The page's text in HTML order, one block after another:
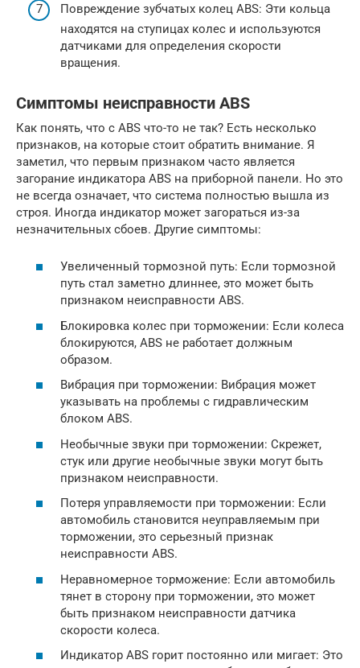
Повреждение зубчатых колец ABS: Эти кольца
находятся на ступицах колес и используются
датчиками для определения скорости
вращения.
Симптомы неисправности ABS
Как понять, что с ABS что-то не так? Есть несколько
признаков, на которые стоит обратить внимание. Я
заметил, что первым признаком часто является
загорание индикатора ABS на приборной панели. Но это
не всегда означает, что система полностью вышла из
строя. Иногда индикатор может загораться из-за
незначительных сбоев. Другие симптомы:
Увеличенный тормозной путь: Если тормозной
путь стал заметно длиннее, это может быть
признаком неисправности ABS.
Блокировка колес при торможении: Если колеса
блокируются, ABS не работает должным
образом.
Вибрация при торможении: Вибрация может
указывать на проблемы с гидравлическим
блоком ABS.
Необычные звуки при торможении: Скрежет,
стук или другие необычные звуки могут быть
признаком неисправности.
Потеря управляемости при торможении: Если
автомобиль становится неуправляемым при
торможении, это серьезный признак
неисправности ABS.
Неравномерное торможение: Если автомобиль
тянет в сторону при торможении, это может
быть признаком неисправности датчика
скорости колеса.
Индикатор ABS горит постоянно или мигает: Это